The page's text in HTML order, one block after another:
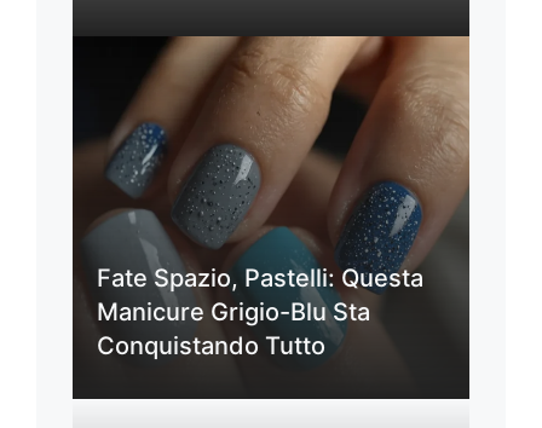
Fate Spazio, Pastelli: Questa
Manicure Grigio-Blu Sta
Conquistando Tutto